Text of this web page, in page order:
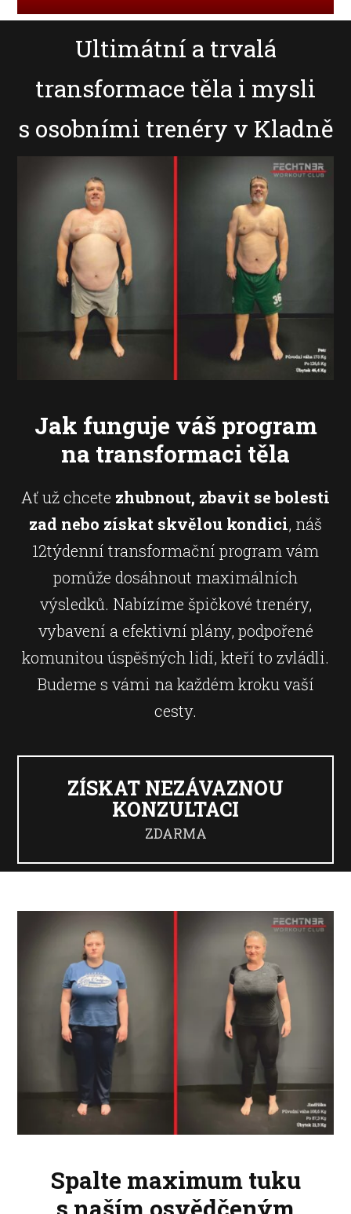
Ultimátní a trvalá
transformace těla i mysli
s osobními trenéry v Kladně
Jak funguje váš program
na transformaci těla
Ať už chcete zhubnout, zbavit se bolesti
zad nebo získat skvělou kondici, náš
12týdenní transformační program vám
pomůže dosáhnout maximálních
výsledků. Nabízíme špičkové trenéry,
vybavení a efektivní plány, podpořené
komunitou úspěšných lidí, kteří to zvládli.
Budeme s vámi na každém kroku vaší
cesty.
ZÍSKAT NEZÁVAZNOU
KONZULTACI
ZDARMA
Spalte maximum tuku